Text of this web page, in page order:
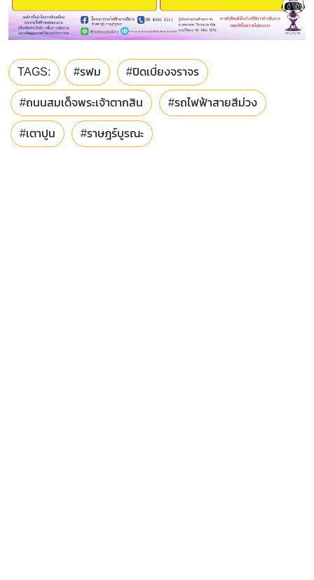
TAGS: #รฟม #ปิดเบี่ยงจราจร
#ถนนสมเด็จพระเจ้าตากสิน #รถไฟฟ้าสายสีม่วง
#เตาปูน #ราษฎร์บูรณะ